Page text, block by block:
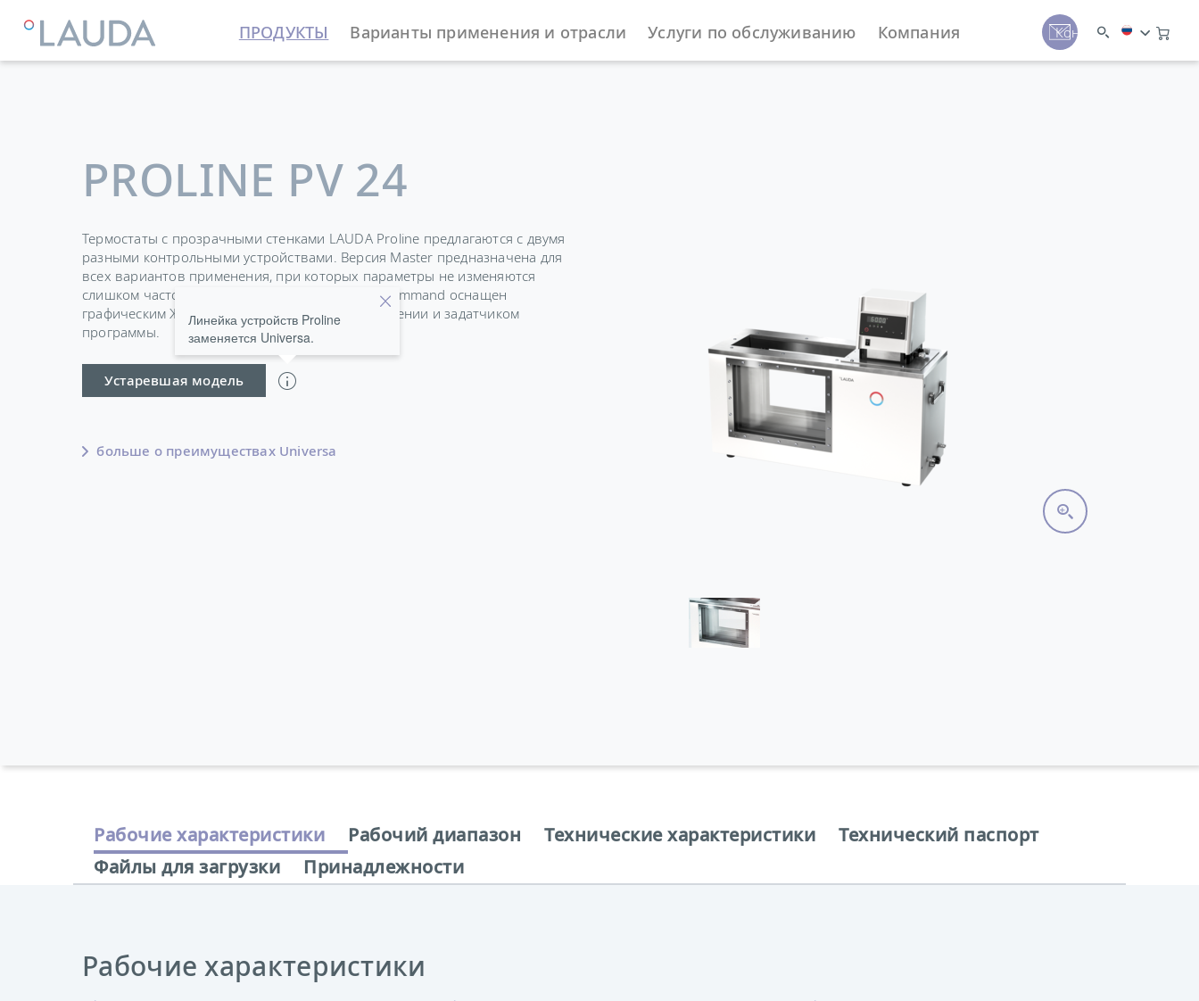
ПРОДУКТЫ Варианты применения и отрасли Услуги по обслуживанию Компания Контакты
LAUDA Термостатирующие устройства Термостаты Viscotemp Pro-Serie Viscotemp Pro-Serie
PROLINE PV 24
Термостаты с прозрачными стенками LAUDA Proline предлагаются с двумя
разными контрольными устройствами. Версия Master предназначена для
всех вариантов применения, при которых параметры не изменяются
слишком часто. Съемный модуль управления Command оснащен
графическим ЖК-экраном для удобства в управлении и задатчиком
программы.
Устаревшая модель
Линейка устройств Proline
заменяется Universa.
больше о преимуществах Universa
Рабочие характеристики Рабочий диапазон Технические характеристики
Технический паспорт
Файлы для загрузки
Принадлежности
Рабочие характеристики